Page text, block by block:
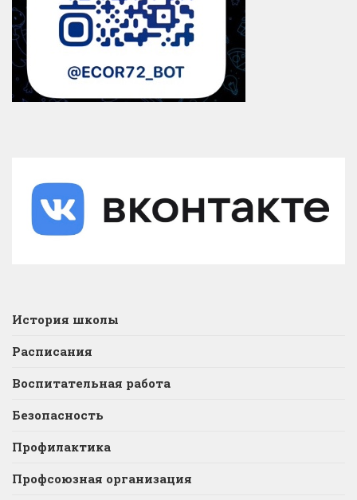
История школы
Расписания
Воспитательная работа
Безопасность
Профилактика
Профсоюзная организация